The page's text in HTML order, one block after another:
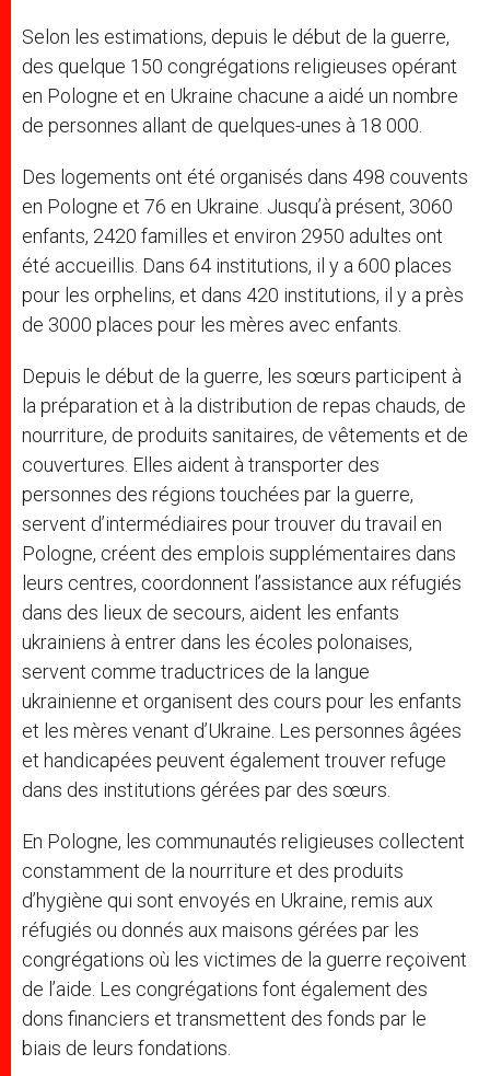
Selon les estimations, depuis le début de la guerre,
des quelque 150 congrégations religieuses opérant
en Pologne et en Ukraine chacune a aidé un nombre
de personnes allant de quelques-unes à 18 000.
Des logements ont été organisés dans 498 couvents
en Pologne et 76 en Ukraine. Jusqu’à présent, 3060
enfants, 2420 familles et environ 2950 adultes ont
été accueillis. Dans 64 institutions, il y a 600 places
pour les orphelins, et dans 420 institutions, il y a près
de 3000 places pour les mères avec enfants.
Depuis le début de la guerre, les sœurs participent à
la préparation et à la distribution de repas chauds, de
nourriture, de produits sanitaires, de vêtements et de
couvertures. Elles aident à transporter des
personnes des régions touchées par la guerre,
servent d’intermédiaires pour trouver du travail en
Pologne, créent des emplois supplémentaires dans
leurs centres, coordonnent l’assistance aux réfugiés
dans des lieux de secours, aident les enfants
ukrainiens à entrer dans les écoles polonaises,
servent comme traductrices de la langue
ukrainienne et organisent des cours pour les enfants
et les mères venant d’Ukraine. Les personnes âgées
et handicapées peuvent également trouver refuge
dans des institutions gérées par des sœurs.
En Pologne, les communautés religieuses collectent
constamment de la nourriture et des produits
d’hygiène qui sont envoyés en Ukraine, remis aux
réfugiés ou donnés aux maisons gérées par les
congrégations où les victimes de la guerre reçoivent
de l’aide. Les congrégations font également des
dons financiers et transmettent des fonds par le
biais de leurs fondations.